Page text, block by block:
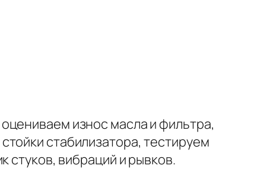
износ масла и фильтра,
стабилизатора, тестируем
стуков, вибраций и рывков.